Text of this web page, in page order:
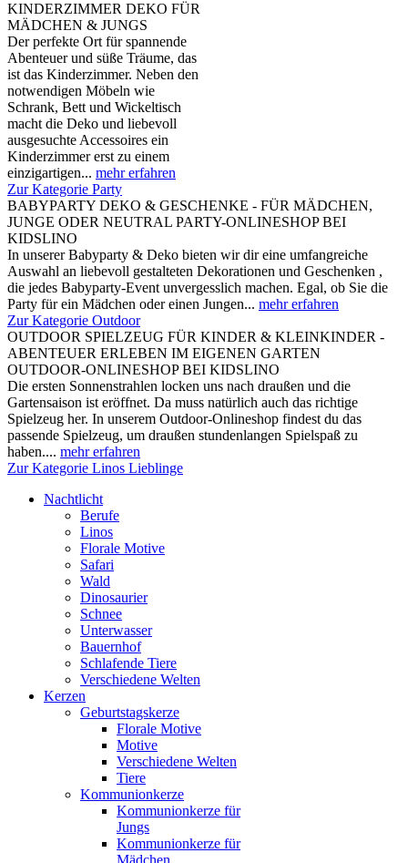
KINDERZIMMER DEKO FÜR
MÄDCHEN & JUNGS
Der perfekte Ort für spannende
Abenteuer und süße Träume, das
ist das Kinderzimmer. Neben den
notwendigen Möbeln wie
Schrank, Bett und Wickeltisch
macht die Deko und liebevoll
ausgesuchte Accessoires ein
Kinderzimmer erst zu einem
einzigartigen... mehr erfahren
Zur Kategorie Party
BABYPARTY DEKO & GESCHENKE - FÜR MÄDCHEN,
JUNGE ODER NEUTRAL PARTY-ONLINESHOP BEI
KIDSLINO
In unserer Babyparty & Deko bieten wir dir eine umfangreiche
Auswahl an liebevoll gestalteten Dekorationen und Geschenken ,
die jedes Babyparty-Event unvergesslich machen. Egal, ob Sie die
Party für ein Mädchen oder einen Jungen... mehr erfahren
Zur Kategorie Outdoor
OUTDOOR SPIELZEUG FÜR KINDER & KLEINKINDER -
ABENTEUER ERLEBEN IM EIGENEN GARTEN
OUTDOOR-ONLINESHOP BEI KIDSLINO
Die ersten Sonnenstrahlen locken uns nach draußen und die
Gartensaison ist eröffnet. Da muss natürlich auch das richtige
Spielzeug her. In unserem Outdoor-Onlineshop findest du das
passende Spielzeug, um draußen stundenlangen Spielspaß zu
haben.... mehr erfahren
Zur Kategorie Linos Lieblinge
Nachtlicht
Berufe
Linos
Florale Motive
Safari
Wald
Dinosaurier
Schnee
Unterwasser
Bauernhof
Schlafende Tiere
Verschiedene Welten
Kerzen
Geburtstagskerze
Florale Motive
Motive
Verschiedene Welten
Tiere
Kommunionkerze
Kommunionkerze für
Jungs
Kommunionkerze für
Mädchen